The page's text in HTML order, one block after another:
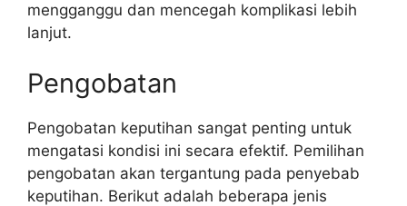
mengganggu dan mencegah komplikasi lebih
lanjut.
Pengobatan
Pengobatan keputihan sangat penting untuk
mengatasi kondisi ini secara efektif. Pemilihan
pengobatan akan tergantung pada penyebab
keputihan. Berikut adalah beberapa jenis